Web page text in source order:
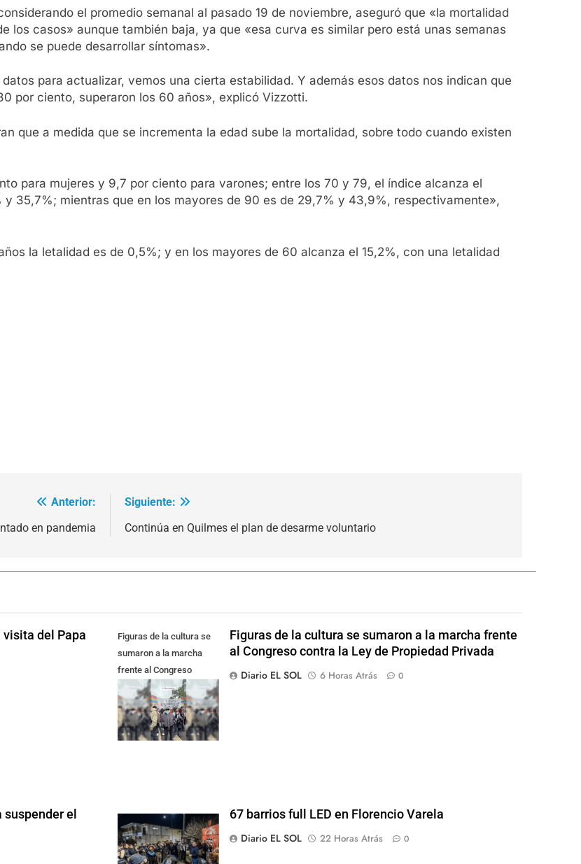
el promedio semanal al pasado 19 de noviembre, aseguró que «la mortalidad
los casos» aunque también baja, ya que «esa curva es similar pero está unas semanas
se puede desarrollar síntomas».
para actualizar, vemos una cierta estabilidad. Y además esos datos nos indican que
por ciento, superaron los 60 años», explicó Vizzotti.
que a medida que se incrementa la edad sube la mortalidad, sobre todo cuando existen
para mujeres y 9,7 por ciento para varones; entre los 70 y 79, el índice alcanza el
35,7%; mientras que en los mayores de 90 es de 29,7% y 43,9%, respectivamente»,
la letalidad es de 0,5%; y en los mayores de 60 alcanza el 15,2%, con una letalidad
Anterior:
en pandemia
Siguiente:
Continúa en Quilmes el plan de desarme voluntario
visita del Papa
Figuras de la cultura se
sumaron a la marcha
frente al Congreso
contra la Ley de
Propiedad Privada
Figuras de la cultura se sumaron a la marcha frente
al Congreso contra la Ley de Propiedad Privada
Diario EL SOL
6 Horas Atrás 0
el
67 barrios full LED en Florencio Varela
Diario EL SOL
22 Horas Atrás 0